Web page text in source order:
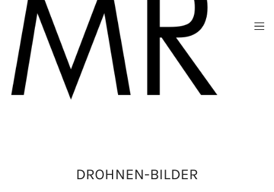
DROHNEN-BILDER